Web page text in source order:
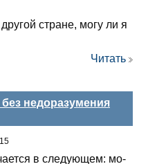
стра­не, мо­гу ли я
Читать
недоразумения
в сле­ду­ющем: мо­